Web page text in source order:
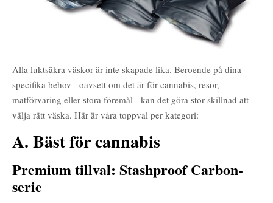
Alla luktsäkra väskor är inte skapade lika. Beroende på dina
specifika behov - oavsett om det är för cannabis, resor,
matförvaring eller stora föremål - kan det göra stor skillnad att
välja rätt väska. Här är våra toppval per kategori:
A. Bäst för cannabis
Premium tillval: Stashproof Carbon-
serie